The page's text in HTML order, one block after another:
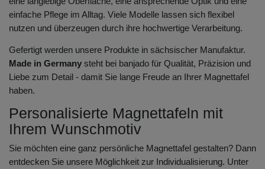
einfache Pflege im Alltag. Viele Modelle lassen sich flexibel
nutzen und überzeugen durch ihre hochwertige Verarbeitung.
Gefertigt werden unsere Produkte in sächsischer Manufaktur.
Made in Germany steht bei banjado für Qualität, Präzision und
Liebe zum Detail - damit Sie lange Freude an Ihrer Magnettafel
haben.
Personalisierte Magnettafeln mit
Ihrem Wunschmotiv
Sie möchten eine ganz persönliche Magnettafel gestalten? Dann
entdecken Sie unsere Möglichkeit zur Individualisierung. Unter